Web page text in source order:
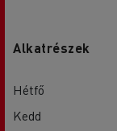
Alkatrészek
Hétfő
Kedd